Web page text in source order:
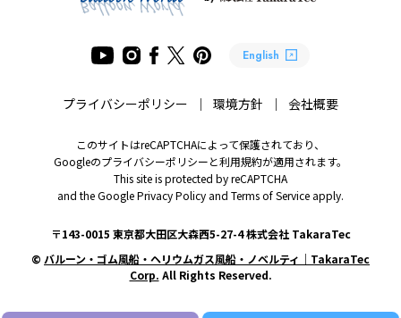
English
プライバシーポリシー 環境方針 会社概要
このサイトはreCAPTCHAによって保護されており、
Googleのプライバシーポリシーと利用規約が適用されます。
This site is protected by reCAPTCHA
and the Google Privacy Policy and Terms of Service apply.
〒143-0015 東京都大田区大森西5-27-4 株式会社 TakaraTec
© バルーン・ゴム風船・ヘリウムガス風船・ノベルティ｜TakaraTec
Corp. All Rights Reserved.